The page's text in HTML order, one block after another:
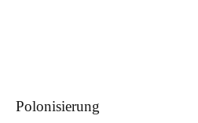
Polonisierung